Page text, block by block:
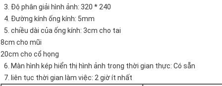
3. Độ phân giải hình ảnh: 320 * 240
4. Đường kính ống kính: 5mm
5. chiều dài của ống kính: 3cm cho tai
8cm cho mũi
20cm cho cổ họng
6. Màn hình kép hiển thị hình ảnh trong thời gian thực: Có sẵn
7. liên tục thời gian làm việc: 2 giờ ít nhất